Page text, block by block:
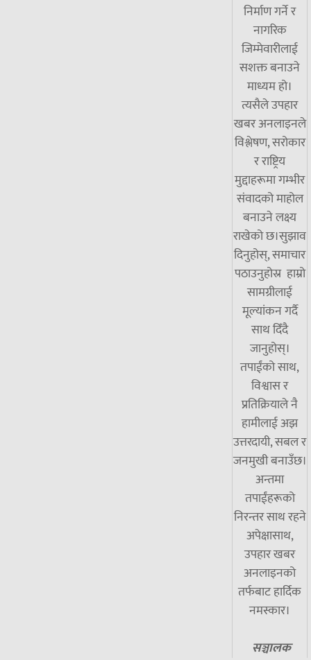
निर्माण गर्ने र
नागरिक
जिम्मेवारीलाई
सशक्त बनाउने
माध्यम हो।
त्यसैले उपहार
खबर अनलाइनले
विश्लेषण, सरोकार
र राष्ट्रिय
मुद्दाहरूमा गम्भीर
संवादको माहोल
बनाउने लक्ष्य
राखेको छ।सुझाव
दिनुहोस्, समाचार
पठाउनुहोस्र हाम्रो
सामग्रीलाई
मूल्यांकन गर्दै
साथ दिँदै
जानुहोस्।
तपाईंको साथ,
विश्वास र
प्रतिक्रियाले नै
हामीलाई अझ
उत्तरदायी, सबल र
जनमुखी बनाउँछ।
अन्तमा
तपाईंहरूको
निरन्तर साथ रहने
अपेक्षासाथ,
उपहार खबर
अनलाइनको
तर्फबाट हार्दिक
नमस्कार।
सञ्चालक